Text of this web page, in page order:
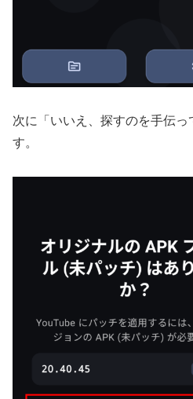
次に「いいえ、探すのを手伝っ
す。